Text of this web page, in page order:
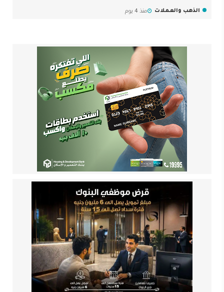
الذهب والعملات منذ 4 يوم